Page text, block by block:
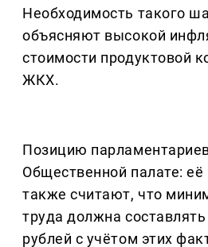
Необходимость такого
объясняют высокой
стоимости продуктовой
ЖКХ.
Позицию
Общественной палате: её
также считают, что
труда должна
рублей с учётом этих